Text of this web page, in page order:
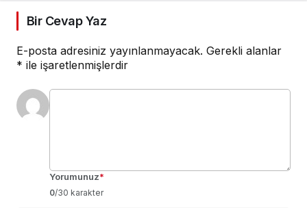
Bir Cevap Yaz
E-posta adresiniz yayınlanmayacak. Gerekli alanlar
* ile işaretlenmişlerdir
Yorumunuz*
0/30 karakter